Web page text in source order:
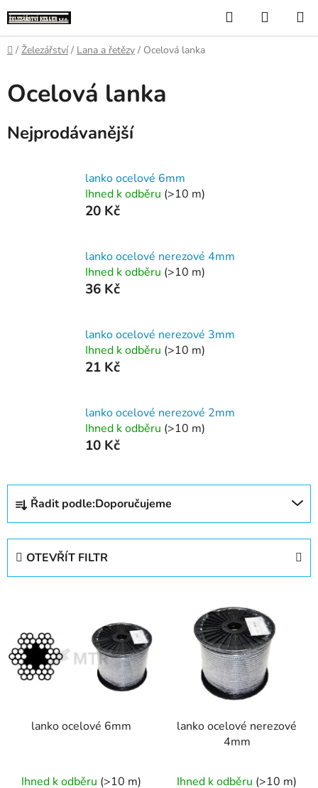
na
obsah
Hledat
KOŠÍK
Domů
/ Železářství / Lana a řetězy / Ocelová lanka
Ocelová lanka
Nejprodávanější
lanko ocelové 6mm
Ihned k odběru (>10 m)
20 Kč
lanko ocelové nerezové 4mm
Ihned k odběru (>10 m)
36 Kč
lanko ocelové nerezové 3mm
Ihned k odběru (>10 m)
21 Kč
lanko ocelové nerezové 2mm
Ihned k odběru (>10 m)
10 Kč
Ř
z
d
Řadit podle:Doporučujeme
OTEVŘÍT FILTR
i
lanko ocelové 6mm
Ihned k odběru (>10 m)
lanko ocelové nerezové
4mm
Ihned k odběru (>10 m)